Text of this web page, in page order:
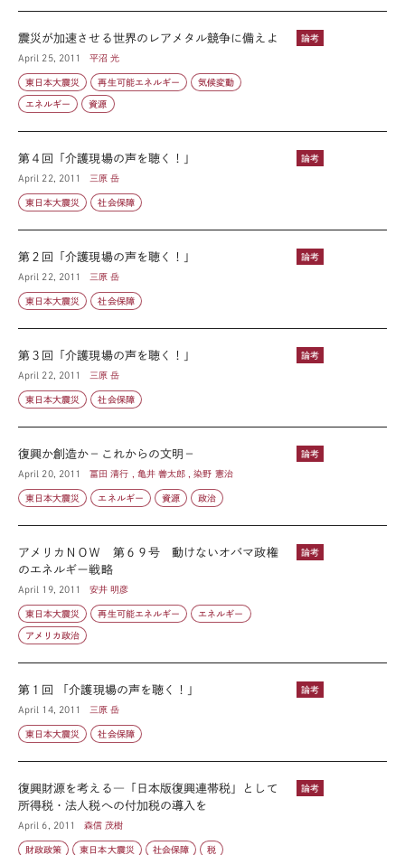
論考
震災が加速させる世界のレアメタル競争に備えよ
April 25, 2011 平沼 光
東日本大震災 再生可能エネルギー 気候変動
エネルギー 資源
論考
第４回「介護現場の声を聴く！」
April 22, 2011 三原 岳
東日本大震災 社会保障
論考
第２回「介護現場の声を聴く！」
April 22, 2011 三原 岳
東日本大震災 社会保障
論考
第３回「介護現場の声を聴く！」
April 22, 2011 三原 岳
東日本大震災 社会保障
論考
復興か創造か－これからの文明－
April 20, 2011 冨田 清行 , 亀井 善太郎 , 染野 憲治
東日本大震災 エネルギー 資源 政治
論考
アメリカＮＯＷ 第６９号 動けないオバマ政権
のエネルギー戦略
April 19, 2011 安井 明彦
東日本大震災 再生可能エネルギー エネルギー
アメリカ政治
論考
第１回 「介護現場の声を聴く！」
April 14, 2011 三原 岳
東日本大震災 社会保障
論考
復興財源を考える―「日本版復興連帯税」として
所得税・法人税への付加税の導入を
April 6, 2011 森信 茂樹
財政政策 東日本大震災 社会保障 税